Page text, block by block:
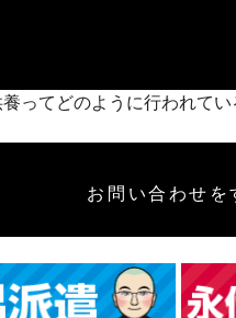
ってどのように行われて
お問い合わせを